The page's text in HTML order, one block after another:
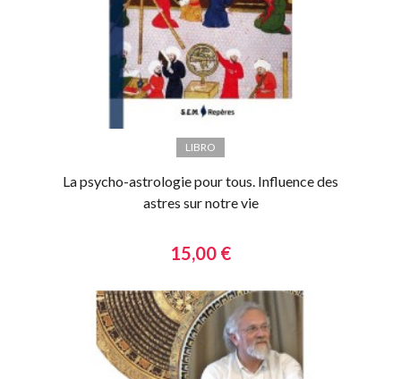
LIBRO
La psycho-astrologie pour tous. Influence des
astres sur notre vie
15,00 €